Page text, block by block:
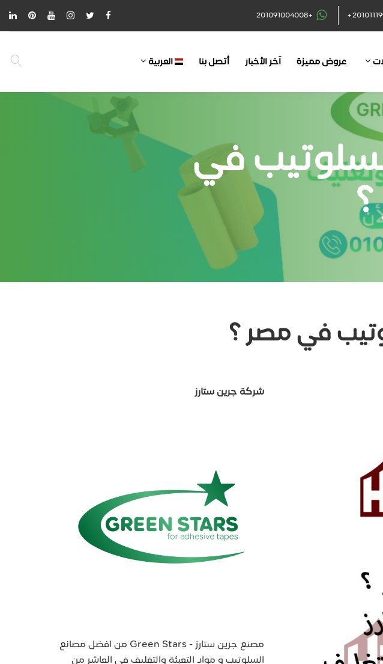
+201091004008
عروض مميزة آخر الأخبار أتصل بنا العربية
في
في مصر ؟
شركة جرين ستارز
مصنع جرين ستارز - Green Stars من افضل مصانع
السلوتيب و مواد التعبئة والتغليف في العاشر من